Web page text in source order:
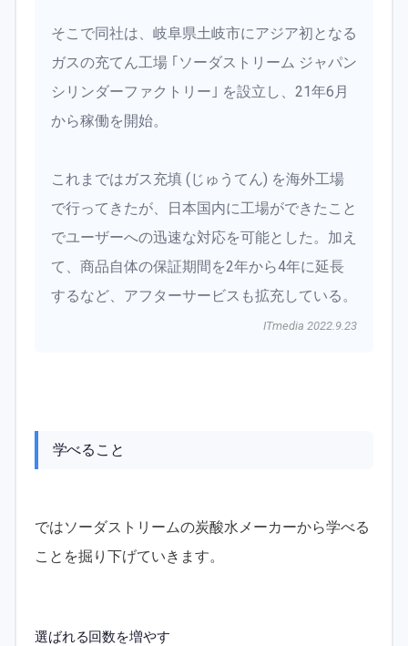
そこで同社は、岐阜県土岐市にアジア初となる
ガスの充てん工場 ｢ソーダストリーム ジャパン
シリンダーファクトリー｣ を設立し、21年6月
から稼働を開始。
これまではガス充填 (じゅうてん) を海外工場
で行ってきたが、日本国内に工場ができたこと
でユーザーへの迅速な対応を可能とした。加え
て、商品自体の保証期間を2年から4年に延長
するなど、アフターサービスも拡充している。
ITmedia 2022.9.23
学べること
ではソーダストリームの炭酸水メーカーから学べる
ことを掘り下げていきます。
選ばれる回数を増やす